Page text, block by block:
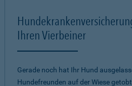
Ihren Vierbeiner
Gerade noch hat Ihr Hund
Hundefreunden auf der Wiese